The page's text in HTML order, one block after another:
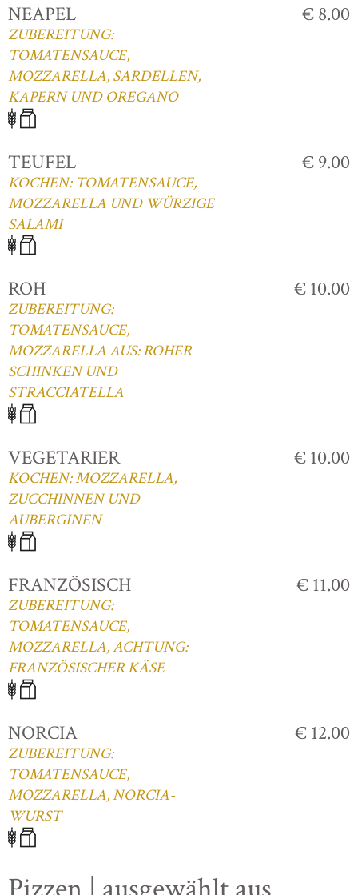
NEAPEL
ZUBEREITUNG:
TOMATENSAUCE,
MOZZARELLA, SARDELLEN,
KAPERN UND OREGANO
€ 8.00
TEUFEL
KOCHEN: TOMATENSAUCE,
MOZZARELLA UND WÜRZIGE
SALAMI
€ 9.00
ROH
ZUBEREITUNG:
TOMATENSAUCE,
MOZZARELLA AUS: ROHER
SCHINKEN UND
STRACCIATELLA
€ 10.00
VEGETARIER
KOCHEN: MOZZARELLA,
ZUCCHINNEN UND
AUBERGINEN
€ 10.00
FRANZÖSISCH
ZUBEREITUNG:
TOMATENSAUCE,
MOZZARELLA, ACHTUNG:
FRANZÖSISCHER KÄSE
€ 11.00
NORCIA
ZUBEREITUNG:
TOMATENSAUCE,
MOZZARELLA, NORCIA-
WURST
€ 12.00